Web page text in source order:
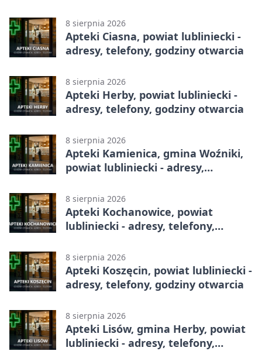
8 sierpnia 2026
Apteki Ciasna, powiat lubliniecki -
adresy, telefony, godziny otwarcia
8 sierpnia 2026
Apteki Herby, powiat lubliniecki -
adresy, telefony, godziny otwarcia
8 sierpnia 2026
Apteki Kamienica, gmina Woźniki,
powiat lubliniecki - adresy,
8 sierpnia 2026
Apteki Kochanowice, powiat
lubliniecki - adresy, telefony,
8 sierpnia 2026
Apteki Koszęcin, powiat lubliniecki -
adresy, telefony, godziny otwarcia
8 sierpnia 2026
Apteki Lisów, gmina Herby, powiat
lubliniecki - adresy, telefony,